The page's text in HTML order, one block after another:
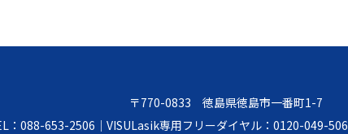
〒770-0833 徳島県徳島市一番町1-7
：088-653-2506 ｜ VISULasik専用フリーダイヤル：0120-049-506